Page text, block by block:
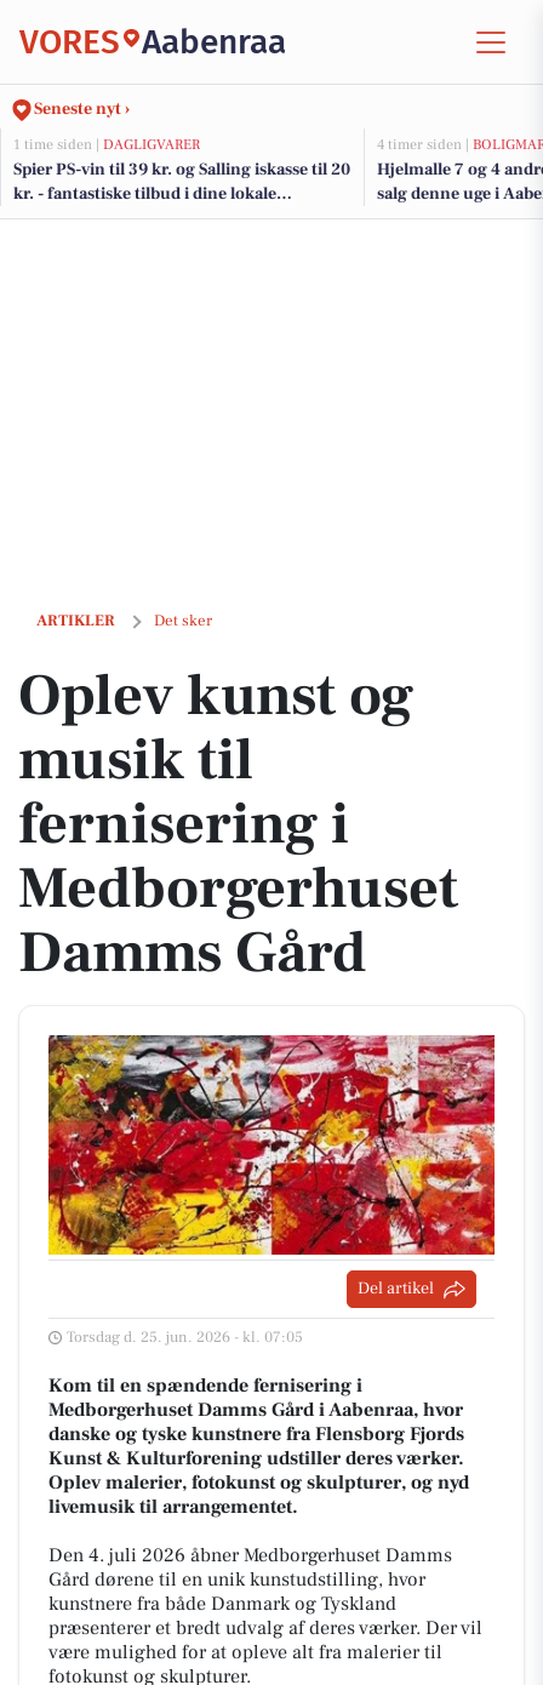
VORES Aabenraa
Seneste nyt ›
1 time siden | DAGLIGVARER
Spier PS-vin til 39 kr. og Salling iskasse til 20
kr. - fantastiske tilbud i dine lokale
dagligvarebutikker
4 timer siden |
Hjelmalle 7 og 4
salg denne uge i
her.
ARTIKLER Det sker
Oplev kunst og musik til fernisering i Medborgerhuset Damms Gård
Oplev kunst og
musik til
fernisering i
Medborgerhuset
Damms Gård
Del artikel
Torsdag d. 25. jun. 2026 - kl. 07:05
Kom til en spændende fernisering i
Medborgerhuset Damms Gård i Aabenraa, hvor
danske og tyske kunstnere fra Flensborg Fjords
Kunst & Kulturforening udstiller deres værker.
Oplev malerier, fotokunst og skulpturer, og nyd
livemusik til arrangementet.
Den 4. juli 2026 åbner Medborgerhuset Damms
Gård dørene til en unik kunstudstilling, hvor
kunstnere fra både Danmark og Tyskland
præsenterer et bredt udvalg af deres værker. Der vil
være mulighed for at opleve alt fra malerier til
fotokunst og skulpturer.